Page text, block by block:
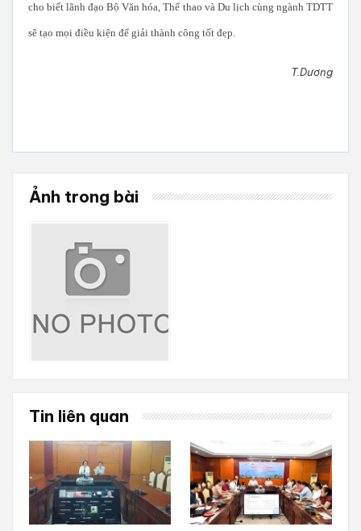
cho biết lãnh đạo Bộ Văn hóa, Thể thao và Du lịch cùng ngành TDTT
sẽ tạo mọi điều kiện để giải thành công tốt đẹp.
T.Dương
Ảnh trong bài
Tin liên quan